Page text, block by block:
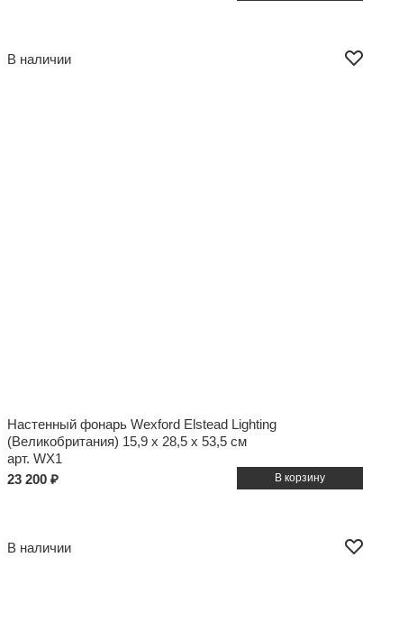
В наличии
Настенный фонарь Wexford Elstead Lighting
(Великобритания) 15,9 x 28,5 x 53,5 см
арт. WX1
23 200 ₽
В наличии